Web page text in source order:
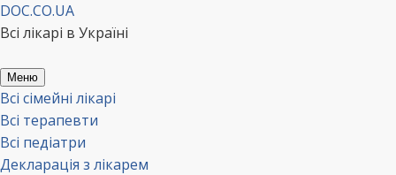
Перейти
до
DOC.CO.UA
Всі лікарі в Україні
Меню
Всі сімейні лікарі
Всі терапевти
Всі педіатри
Декларація з лікарем